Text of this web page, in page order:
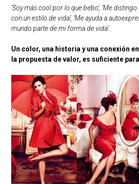
‘Soy más cool por lo que bebo’, ‘Me distingo
con un estilo de vida’, ‘Me ayuda a
mundo parte de mi forma de vida’.
Un color, una historia y una conexión
la propuesta de valor, es suficiente